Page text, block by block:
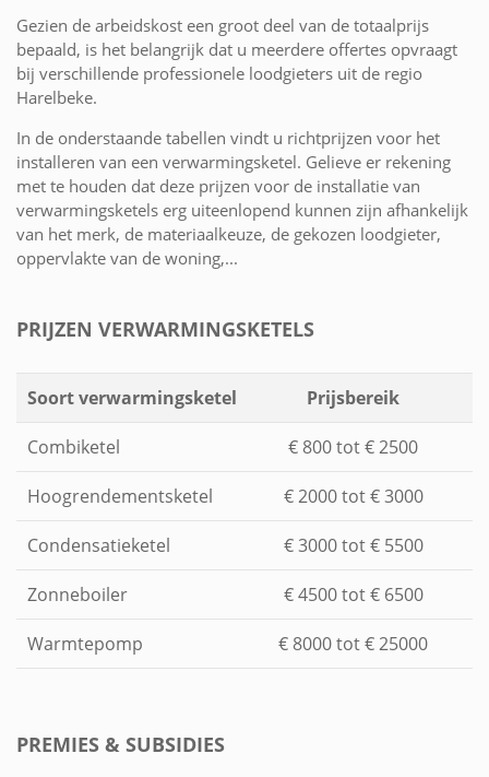
Gezien de arbeidskost een groot deel van de totaalprijs
bepaald, is het belangrijk dat u meerdere offertes opvraagt
bij verschillende professionele loodgieters uit de regio
Harelbeke.
In de onderstaande tabellen vindt u richtprijzen voor het
installeren van een verwarmingsketel. Gelieve er rekening
met te houden dat deze prijzen voor de installatie van
verwarmingsketels erg uiteenlopend kunnen zijn afhankelijk
van het merk, de materiaalkeuze, de gekozen loodgieter,
oppervlakte van de woning,...
PRIJZEN VERWARMINGSKETELS
Soort verwarmingsketel Prijsbereik
Combiketel € 800 tot € 2500
Hoogrendementsketel € 2000 tot € 3000
Condensatieketel € 3000 tot € 5500
Zonneboiler € 4500 tot € 6500
Warmtepomp € 8000 tot € 25000
PREMIES & SUBSIDIES